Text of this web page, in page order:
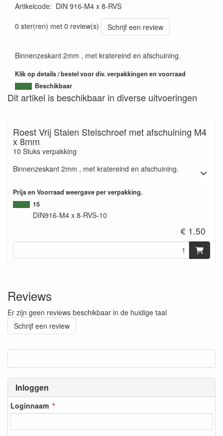
Inloggen
Loginnaam
Artikelcode: DIN 916-M4 x 8-RVS
0 ster(ren) met 0 review(s)
Schrijf een review
Binnenzeskant 2mm , met kratereind en afschuining.
Klik op details / bestel voor div. verpakkingen en voorraad
Beschikbaar
Dit artikel is beschikbaar in diverse uitvoeringen
Roest Vrij Stalen Stelschroef met afschuining M4
x 8mm
10 Stuks verpakking
Binnenzeskant 2mm , met kratereind en afschuining.
Prijs en Voorraad weergave per verpakking.
15
DIN916-M4 x 8-RVS-10
€ 1.50
Reviews
Er zijn geen reviews beschikbaar in de huidige taal
Schrijf een review